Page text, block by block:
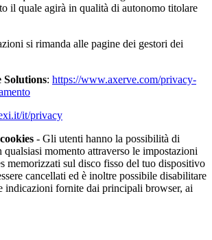
il quale agirà in qualità di autonomo titolare
si rimanda alle pagine dei gestori dei
Solutions: https://www.axerve.com/privacy-
it/privacy
- Gli utenti hanno la possibilità di
momento attraverso le impostazioni
memorizzati sul disco fisso del tuo dispositivo
cancellati ed è inoltre possibile disabilitare
indicazioni fornite dai principali browser, ai